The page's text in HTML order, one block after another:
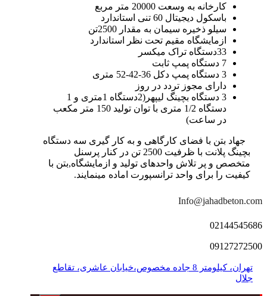
کارخانه به وسعت 20000 متر مربع
باسکول دیجیتال 60 تنی استاندارد
سیلو ذخیره سیمان به مقدار 2500تن
ازمایشگاه مقیم تحت نظر استاندارد
33دستگاه تراک میکسر
7 دستگاه پمپ ثابت
3 دستگاه پمپ دکل 36-42-52 متری
دارای مجوز تردد در روز
3 دستگاه بچینگ لیپهر(2دستگاه 1متری و 1
دستگاه 1/2 متری با توان تولید 150 متر مکعب
در ساعت)
جهاد بتن با فضای کارگاهی و به کار گیری سه دستگاه
بچینگ پلانت با ظرفیت 2500 تن در کنار پرسنل
متخصص و پر تلاش واحدهای تولید و ازمایشگاه,بتن با
کیفیت را برای واحد ترانسپورت اماده مینمایند.
Info@jahadbeton.com
02144545686
09127272500
تهران، کیلومتر 8 جاده مخصوص،خیابان عاشری، تقاطع
جلال